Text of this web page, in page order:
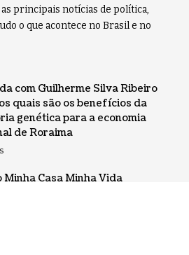
principais notícias de política,
o que acontece no Brasil e no
com Guilherme Silva Ribeiro
quais são os benefícios da
genética para a economia
de Roraima
Minha Casa Minha Vida